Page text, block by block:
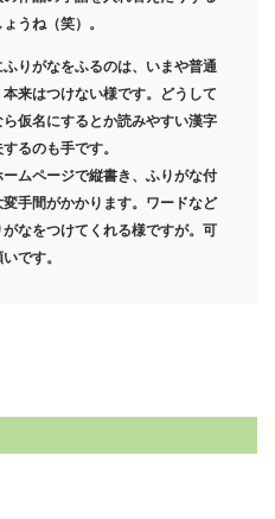
うね（笑）。
りがなをふるのは、いまや普通
来はつけない様です。どうして
仮名にするとか読みやすい漢字
るのも手です。
ムページで縦書き、ふりがな付
手間がかかります。ワードなど
なをつけてくれる様ですが。可
です。